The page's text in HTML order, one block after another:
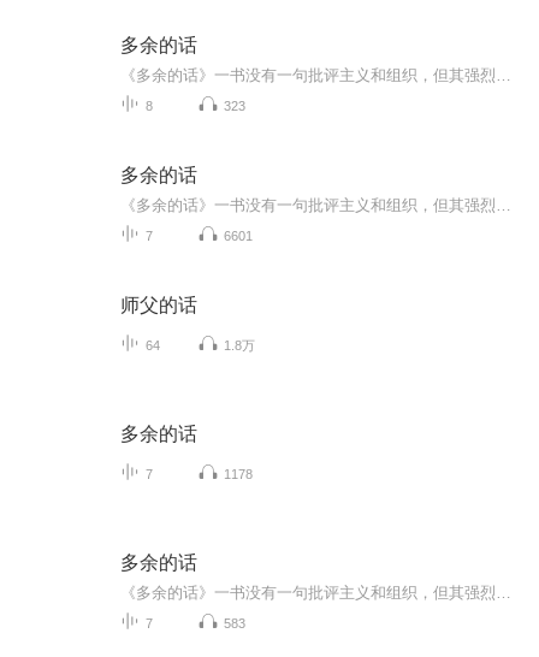
多余的话
8 323
多余的话
7 6601
师父的话
64 1.8万
多余的话
7 1178
多余的话
7 583